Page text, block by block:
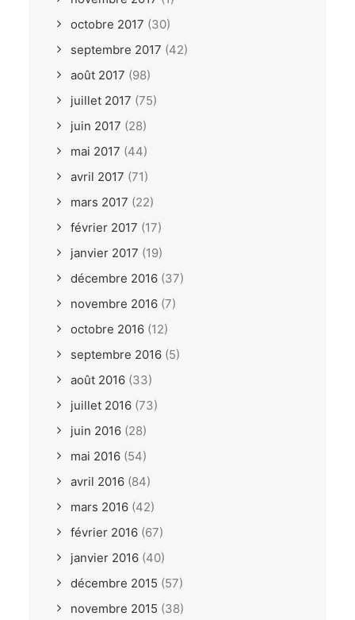
octobre 2017 (30)
septembre 2017 (42)
août 2017 (98)
juillet 2017 (75)
juin 2017 (28)
mai 2017 (44)
avril 2017 (71)
mars 2017 (22)
février 2017 (17)
janvier 2017 (19)
décembre 2016 (37)
novembre 2016 (7)
octobre 2016 (12)
septembre 2016 (5)
août 2016 (33)
juillet 2016 (73)
juin 2016 (28)
mai 2016 (54)
avril 2016 (84)
mars 2016 (42)
février 2016 (67)
janvier 2016 (40)
décembre 2015 (57)
novembre 2015 (38)